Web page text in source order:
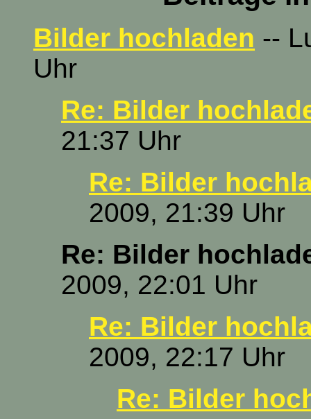
Bilder hochladen --
Uhr
Re: Bilder
21:37 Uhr
Re: Bilder
2009, 21:39 Uhr
Re: Bilder
2009, 22:01 Uhr
Re: Bilder
2009, 22:17 Uhr
Re: Bilder